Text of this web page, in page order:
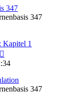
347
347
Kapitel 1
Beitrag
347